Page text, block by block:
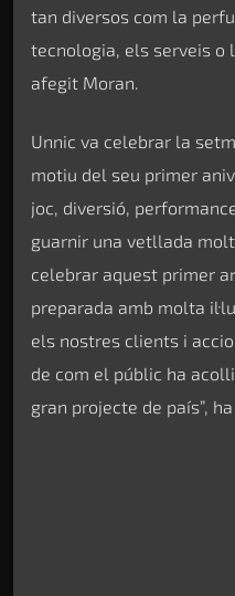
tan diversos com la
tecnologia, els serveis o
afegit Moran.
Unnic va celebrar la
motiu del seu primer
joc, diversió,
guarnir una vetllada
celebrar aquest primer
preparada amb molta
els nostres clients i
de com el públic ha
gran projecte de país”,